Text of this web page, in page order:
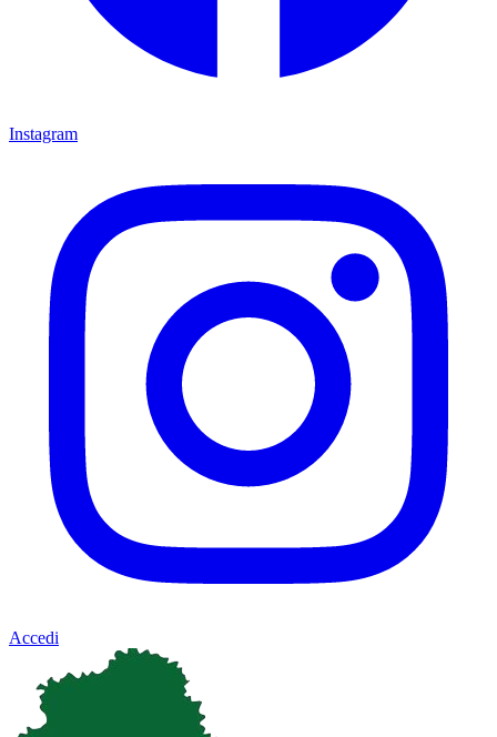
Instagram
Accedi